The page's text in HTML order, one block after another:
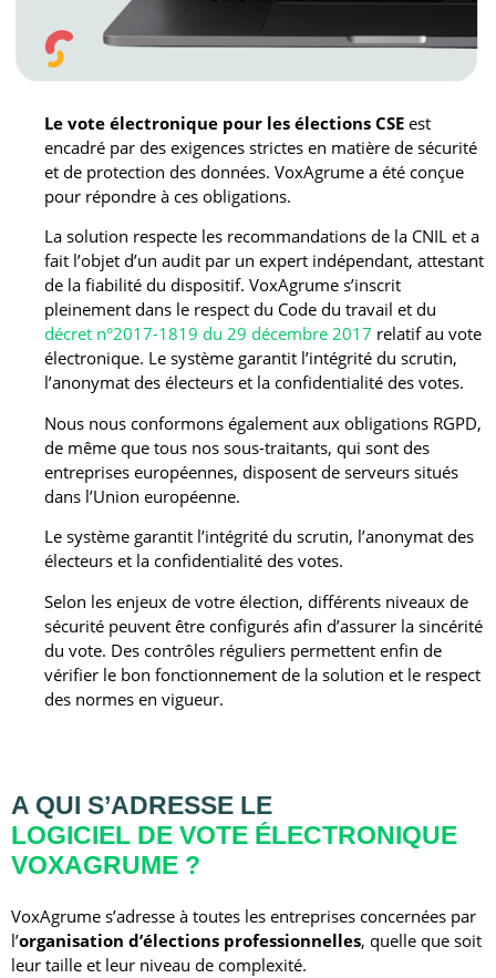
Le vote électronique pour les élections CSE est
encadré par des exigences strictes en matière de sécurité
et de protection des données. VoxAgrume a été conçue
pour répondre à ces obligations.
La solution respecte les recommandations de la CNIL et a
fait l’objet d’un audit par un expert indépendant, attestant
de la fiabilité du dispositif. VoxAgrume s’inscrit
pleinement dans le respect du Code du travail et du
décret n°2017-1819 du 29 décembre 2017 relatif au vote
électronique. Le système garantit l’intégrité du scrutin,
l’anonymat des électeurs et la confidentialité des votes.
Nous nous conformons également aux obligations RGPD,
de même que tous nos sous-traitants, qui sont des
entreprises européennes, disposent de serveurs situés
dans l’Union européenne.
Le système garantit l’intégrité du scrutin, l’anonymat des
électeurs et la confidentialité des votes.
Selon les enjeux de votre élection, différents niveaux de
sécurité peuvent être configurés afin d’assurer la sincérité
du vote. Des contrôles réguliers permettent enfin de
vérifier le bon fonctionnement de la solution et le respect
des normes en vigueur.
A QUI S’ADRESSE LE
LOGICIEL DE VOTE ÉLECTRONIQUE
VOXAGRUME ?
VoxAgrume s’adresse à toutes les entreprises concernées par
l’organisation d’élections professionnelles, quelle que soit
leur taille et leur niveau de complexité.